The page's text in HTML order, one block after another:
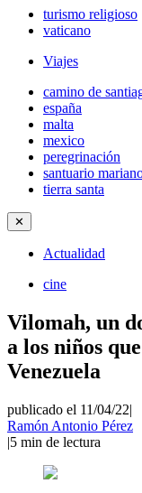
turismo religioso
vaticano
Viajes
camino de
españa
malta
mexico
peregrinación
santuario
tierra santa
✕
Actualidad
cine
Vilomah, un
a los niños
Venezuela
publicado el 11/04/22|
Ramón Antonio Pérez
|5 min de lectura